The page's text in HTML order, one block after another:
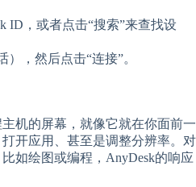
ID，或者点击“搜索”来查找设
，然后点击“连接”。
机的屏幕，就像它就在你面前一
开应用、甚至是调整分辨率。对
如绘图或编程，AnyDesk的响应